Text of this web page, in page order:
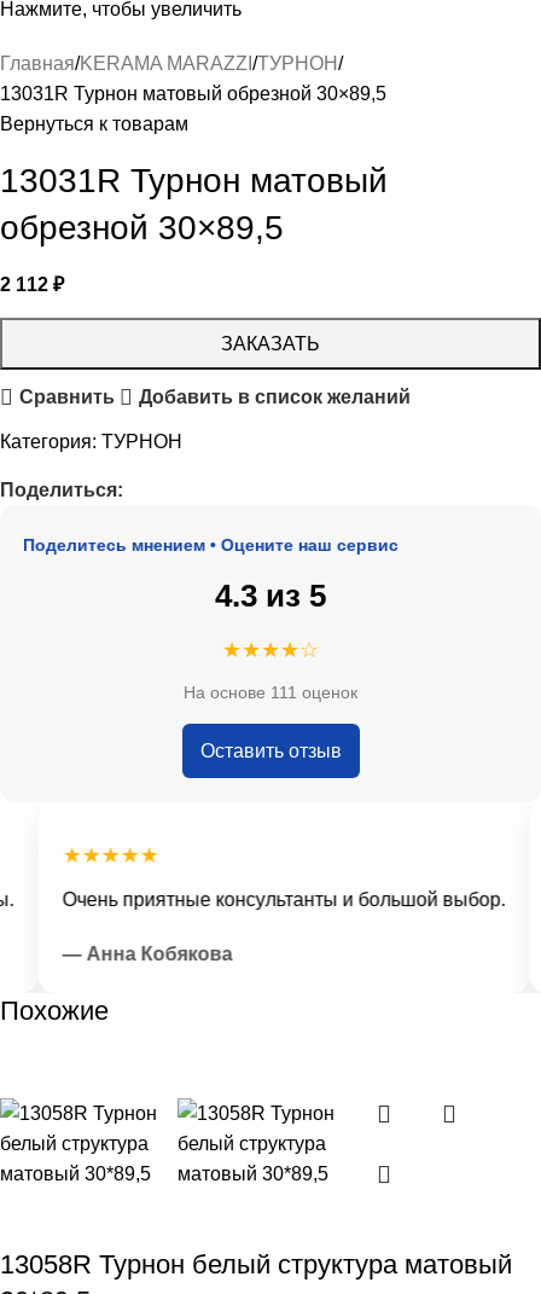
Нажмите, чтобы увеличить
Главная KERAMA MARAZZI ТУРНОН
13031R Турнон матовый обрезной 30×89,5
Вернуться к товарам
13031R Турнон матовый
обрезной 30×89,5
2 112 ₽
ЗАКАЗАТЬ
Сравнить Добавить в список желаний
Категория: ТУРНОН
Поделиться:
мнением • Оцените наш сервис
4.3 из 5
★★★★☆
На основе 111 оценок
Оставить отзыв
★★★★★
Очень приятные консультанты и большой выбор.
— Анна Кобякова
Похожие
13058R Турнон белый структура матовый